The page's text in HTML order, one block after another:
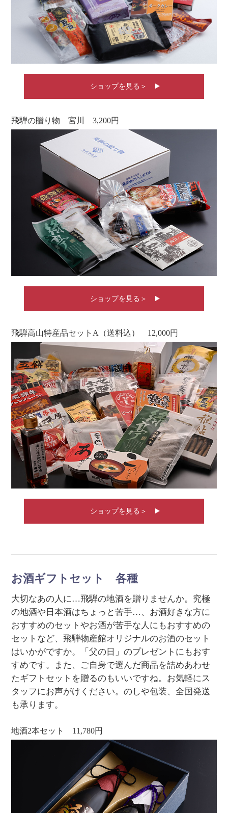
ショップを見る＞
飛騨の贈り物 宮川 3,200円
ショップを見る＞
飛騨高山特産品セットA（送料込） 12,000円
ショップを見る＞
お酒ギフトセット 各種
大切なあの人に…飛騨の地酒を贈りませんか。究極
の地酒や日本酒はちょっと苦手…、お酒好きな方に
おすすめのセットやお酒が苦手な人にもおすすめの
セットなど、飛騨物産館オリジナルのお酒のセット
はいかがですか。「父の日」のプレゼントにもおす
すめです。また、ご自身で選んだ商品を詰めあわせ
たギフトセットを贈るのもいいですね。お気軽にス
タッフにお声がけください。のしや包装、全国発送
も承ります。
地酒2本セット 11,780円